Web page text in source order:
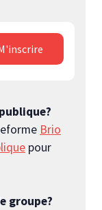
Brio
pour
groupe?